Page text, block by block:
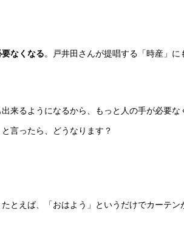
なくなる。戸井田さんが提唱する「時産」に
来るようになるから、もっと人の手が必要な
言ったら、どうなります？
とえば、「おはよう」というだけでカーテン